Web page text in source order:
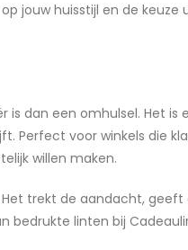
jouw huisstijl en de
is dan een omhulsel. Het
Perfect voor winkels die
willen maken.
trekt de aandacht,
bedrukte linten bij